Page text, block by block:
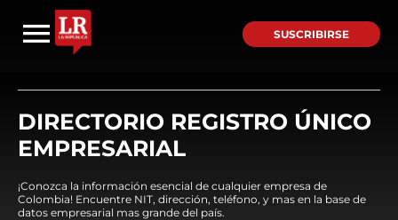
SUSCRIBIRSE
DIRECTORIO REGISTRO ÚNICO
EMPRESARIAL
¡Conozca la información esencial de cualquier empresa de
Colombia! Encuentre NIT, dirección, teléfono, y mas en la base de
datos empresarial mas grande del país.